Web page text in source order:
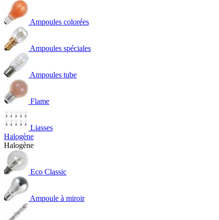
Ampoules colorées
Ampoules spéciales
Ampoules tube
Flame
Liasses
Halogène
Halogène
Eco Classic
Ampoule à miroir